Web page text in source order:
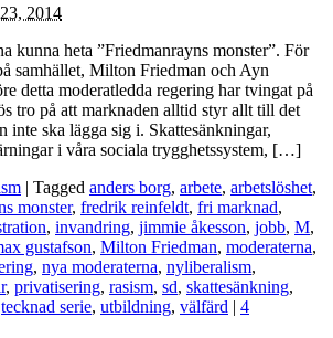
2014
kunna heta ”Friedmanrayns monster”. För
samhället, Milton Friedman och Ayn
detta moderatledda regering har tvingat på
tro på att marknaden alltid styr allt till det
inte ska lägga sig i. Skattesänkningar,
i våra sociala trygghetssystem, […]
| Tagged anders borg, arbete, arbetslöshet,
monster, fredrik reinfeldt, fri marknad,
, invandring, jimmie åkesson, jobb, M,
gustafson, Milton Friedman, moderaterna,
, nya moderaterna, nyliberalism,
, privatisering, rasism, sd, skattesänkning,
tecknad serie, utbildning, välfärd | 4